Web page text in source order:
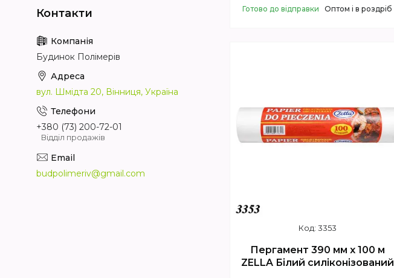
Готово до відправки Оптом і в роздріб
3353
Пергамент 390 мм х 100 м
ZELLA Білий силіконізований
Будинок Полімерів
вул. Шмідта 20, Вінниця, Україна
+380 (73) 200-72-01
Відділ продажів
budpolimeriv@gmail.com